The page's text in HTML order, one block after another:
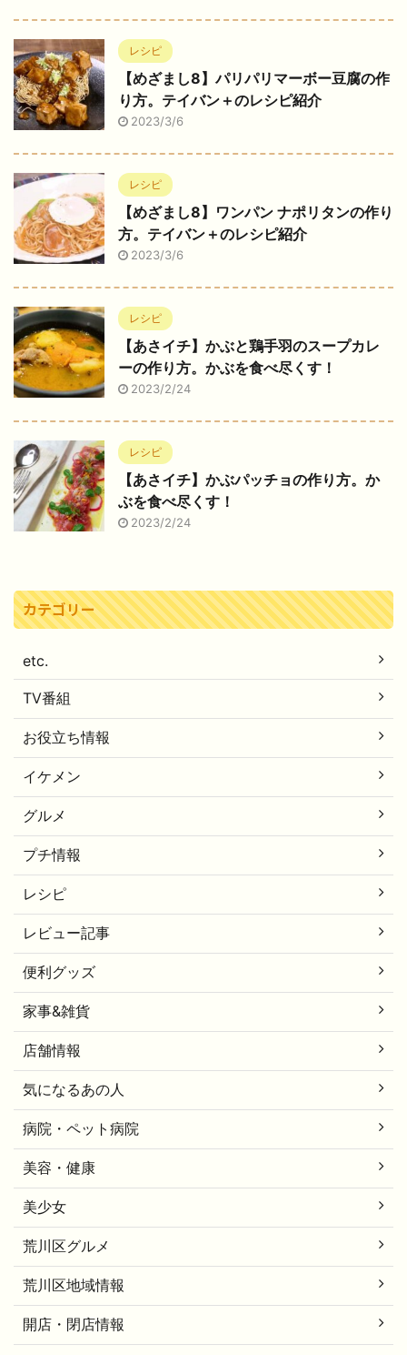
レシピ
【めざまし8】パリパリマーボー豆腐の作
り方。テイバン＋のレシピ紹介
2023/3/6
レシピ
【めざまし8】ワンパン ナポリタンの作り
方。テイバン＋のレシピ紹介
2023/3/6
レシピ
【あさイチ】かぶと鶏手羽のスープカレ
ーの作り方。かぶを食べ尽くす！
2023/2/24
レシピ
【あさイチ】かぶパッチョの作り方。か
ぶを食べ尽くす！
2023/2/24
カテゴリー
etc.
TV番組
お役立ち情報
イケメン
グルメ
プチ情報
レシピ
レビュー記事
便利グッズ
家事&雑貨
店舗情報
気になるあの人
病院・ペット病院
美容・健康
美少女
荒川区グルメ
荒川区地域情報
開店・閉店情報